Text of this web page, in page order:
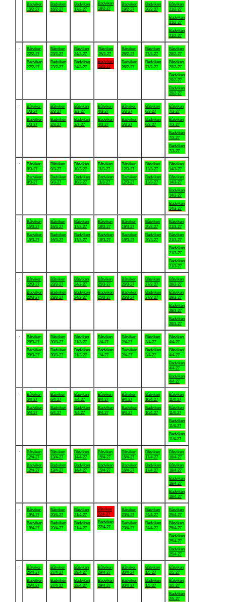
Badviken
15/2-27
Badviken
16/2-27
Badviken
17/2-27
Badviken
18/2-27
Badviken
19/2-27
Badviken
20/2-27
Båtviken
21/2-27
Badviken
21/2-27
Badviken
21/2-27
Båtviken
22/2-27
Badviken
22/2-27
Båtviken
23/2-27
Badviken
23/2-27
Båtviken
24/2-27
Badviken
24/2-27
Båtviken
25/2-27
Badviken
25/2-27
Båtviken
26/2-27
Badviken
26/2-27
Båtviken
27/2-27
Badviken
27/2-27
Båtviken
28/2-27
Båtviken
28/2-27
Badviken
28/2-27
Badviken
28/2-27
Båtviken
1/3-27
Badviken
1/3-27
Båtviken
2/3-27
Badviken
2/3-27
Båtviken
3/3-27
Badviken
3/3-27
Båtviken
4/3-27
Badviken
4/3-27
Båtviken
5/3-27
Badviken
5/3-27
Båtviken
6/3-27
Badviken
6/3-27
Båtviken
7/3-27
Båtviken
7/3-27
Badviken
7/3-27
Badviken
7/3-27
Båtviken
8/3-27
Badviken
8/3-27
Båtviken
9/3-27
Badviken
9/3-27
Båtviken
10/3-27
Badviken
10/3-27
Båtviken
11/3-27
Badviken
11/3-27
Båtviken
12/3-27
Badviken
12/3-27
Båtviken
13/3-27
Badviken
13/3-27
Båtviken
14/3-27
Båtviken
14/3-27
Badviken
14/3-27
Badviken
14/3-27
Båtviken
15/3-27
Badviken
15/3-27
Båtviken
16/3-27
Badviken
16/3-27
Båtviken
17/3-27
Badviken
17/3-27
Båtviken
18/3-27
Badviken
18/3-27
Båtviken
19/3-27
Badviken
19/3-27
Båtviken
20/3-27
Badviken
20/3-27
Båtviken
21/3-27
Båtviken
21/3-27
Badviken
21/3-27
Badviken
21/3-27
Båtviken
22/3-27
Badviken
22/3-27
Båtviken
23/3-27
Badviken
23/3-27
Båtviken
24/3-27
Badviken
24/3-27
Båtviken
25/3-27
Badviken
25/3-27
Båtviken
26/3-27
Badviken
26/3-27
Båtviken
27/3-27
Badviken
27/3-27
Båtviken
28/3-27
Båtviken
28/3-27
Badviken
28/3-27
Badviken
28/3-27
Båtviken
29/3-27
Badviken
29/3-27
Båtviken
30/3-27
Badviken
30/3-27
Båtviken
31/3-27
Badviken
31/3-27
Båtviken
1/4-27
Badviken
1/4-27
Båtviken
2/4-27
Badviken
2/4-27
Båtviken
3/4-27
Badviken
3/4-27
Båtviken
4/4-27
Båtviken
4/4-27
Badviken
4/4-27
Badviken
4/4-27
Båtviken
5/4-27
Badviken
5/4-27
Båtviken
6/4-27
Badviken
6/4-27
Båtviken
7/4-27
Badviken
7/4-27
Båtviken
8/4-27
Badviken
8/4-27
Båtviken
9/4-27
Badviken
9/4-27
Båtviken
10/4-27
Badviken
10/4-27
Båtviken
11/4-27
Båtviken
11/4-27
Badviken
11/4-27
Badviken
11/4-27
Båtviken
12/4-27
Badviken
12/4-27
Båtviken
13/4-27
Badviken
13/4-27
Båtviken
14/4-27
Badviken
14/4-27
Båtviken
15/4-27
Badviken
15/4-27
Båtviken
16/4-27
Badviken
16/4-27
Båtviken
17/4-27
Badviken
17/4-27
Båtviken
18/4-27
Båtviken
18/4-27
Badviken
18/4-27
Badviken
18/4-27
Båtviken
19/4-27
Badviken
19/4-27
Båtviken
20/4-27
Badviken
20/4-27
Båtviken
21/4-27
Badviken
21/4-27
Båtviken
22/4-27
Badviken
22/4-27
Båtviken
23/4-27
Badviken
23/4-27
Båtviken
24/4-27
Badviken
24/4-27
Båtviken
25/4-27
Båtviken
25/4-27
Badviken
25/4-27
Badviken
25/4-27
Båtviken
26/4-27
Badviken
26/4-27
Båtviken
27/4-27
Badviken
27/4-27
Båtviken
28/4-27
Badviken
28/4-27
Båtviken
29/4-27
Badviken
29/4-27
Båtviken
30/4-27
Badviken
30/4-27
Båtviken
1/5-27
Badviken
1/5-27
Båtviken
2/5-27
Båtviken
2/5-27
Badviken
2/5-27